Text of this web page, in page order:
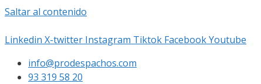
Saltar al contenido
Linkedin X-twitter Instagram Tiktok FacebookYoutube
info@prodespachos.com
93 319 58 20